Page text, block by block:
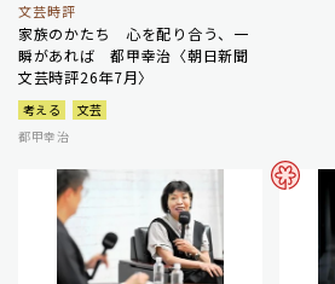
文芸時評
家族のかたち 心を配り合う、一
瞬があれば 都甲幸治〈朝日新聞
文芸時評26年7月〉
考える
文芸
都甲幸治